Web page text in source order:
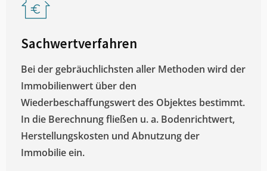
Sachwertverfahren
Bei der gebräuchlichsten aller Methoden wird der
Immobilienwert über den
Wiederbeschaffungswert des Objektes bestimmt.
In die Berechnung fließen u. a. Bodenrichtwert,
Herstellungskosten und Abnutzung der
Immobilie ein.